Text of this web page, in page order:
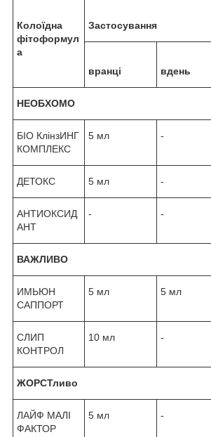
Колоїдна
фітоформул
а
Застосування
вранці вдень
НЕОБХОМО
БІО КлінзИНГ
КОМПЛЕКС
5 мл -
ДЕТОКС 5 мл -
АНТИОКСИД
АНТ
- -
ВАЖЛИВО
ИМЬЮН
САППОРТ
5 мл 5 мл
СЛИП
КОНТРОЛ
10 мл -
ЖОРСТливо
ЛАЙФ МАЛІ
ФАКТОР
5 мл -